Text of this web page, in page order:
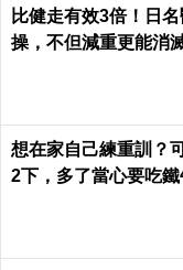
比健走有效3倍！日
操，不但減重更能消
想在家自己練重訓？
2下，多了當心要吃